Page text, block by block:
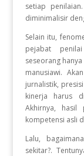
setiap penilaian.
diminimalisir
Selain itu,
pejabat
seseorang
manusiawi.
jurnalistik,
kinerja harus
Akhirnya, hasil
kompetensi asli
Lalu,
sekitar?.